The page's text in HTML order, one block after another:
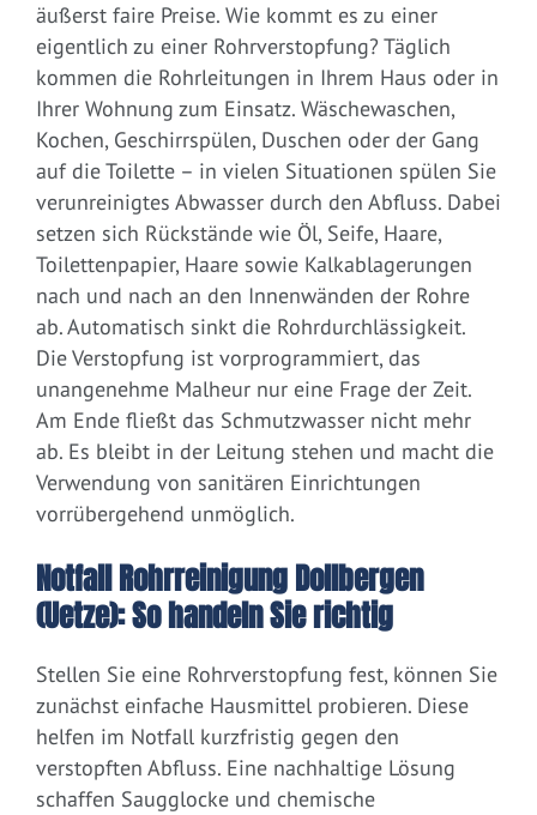
äußerst faire Preise. Wie kommt es zu einer
eigentlich zu einer Rohrverstopfung? Täglich
kommen die Rohrleitungen in Ihrem Haus oder in
Ihrer Wohnung zum Einsatz. Wäschewaschen,
Kochen, Geschirrspülen, Duschen oder der Gang
auf die Toilette – in vielen Situationen spülen Sie
verunreinigtes Abwasser durch den Abfluss. Dabei
setzen sich Rückstände wie Öl, Seife, Haare,
Toilettenpapier, Haare sowie Kalkablagerungen
nach und nach an den Innenwänden der Rohre
ab. Automatisch sinkt die Rohrdurchlässigkeit.
Die Verstopfung ist vorprogrammiert, das
unangenehme Malheur nur eine Frage der Zeit.
Am Ende fließt das Schmutzwasser nicht mehr
ab. Es bleibt in der Leitung stehen und macht die
Verwendung von sanitären Einrichtungen
vorrübergehend unmöglich.
Notfall Rohrreinigung Dollbergen
(Uetze): So handeln Sie richtig
Stellen Sie eine Rohrverstopfung fest, können Sie
zunächst einfache Hausmittel probieren. Diese
helfen im Notfall kurzfristig gegen den
verstopften Abfluss. Eine nachhaltige Lösung
schaffen Saugglocke und chemische